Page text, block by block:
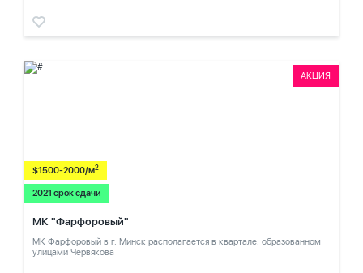
АКЦИЯ
$1500-2000/м2
2021 срок сдачи
МК "Фарфоровый"
МК Фарфоровый в г. Минск располагается в квартале, образованном
улицами Червякова